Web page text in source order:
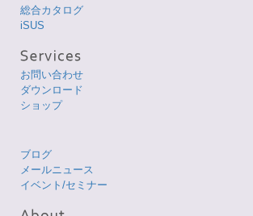
総合カタログ
iSUS
お問い合わせ
ダウンロード
ショップ
ブログ
メールニュース
イベント/セミナー